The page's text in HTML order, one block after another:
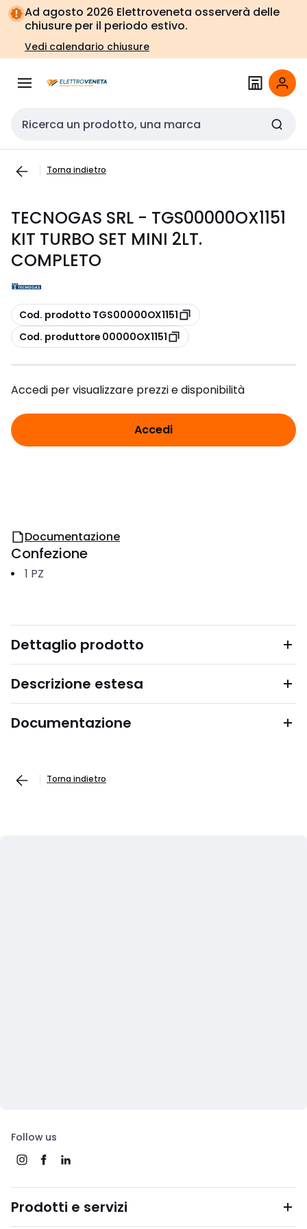
Vai alla
navigazione
Vai
alla
pagina
Ad agosto 2026 Elettroveneta osserverà delle
chiusure per il periodo estivo.
Vedi calendario chiusure
Cerca input
Torna indietro
TECNOGAS SRL - TGS00000OX1151
KIT TURBO SET MINI 2LT.
COMPLETO
copia
Cod. prodotto TGS00000OX1151
copia
Cod. produttore 00000OX1151
Accedi per visualizzare prezzi e disponibilità
Accedi
Documentazione
Confezione
1 PZ
Dettaglio prodotto
Descrizione estesa
Documentazione
Torna indietro
Follow us
Prodotti e servizi